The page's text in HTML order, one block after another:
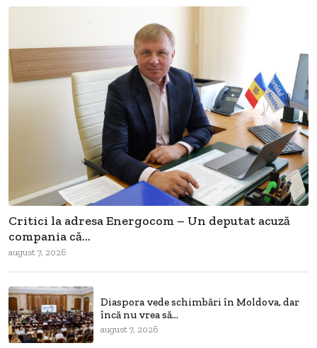
Critici la adresa Energocom – Un deputat acuză
compania că...
august 7, 2026
Diaspora vede schimbări în Moldova, dar
încă nu vrea să...
august 7, 2026